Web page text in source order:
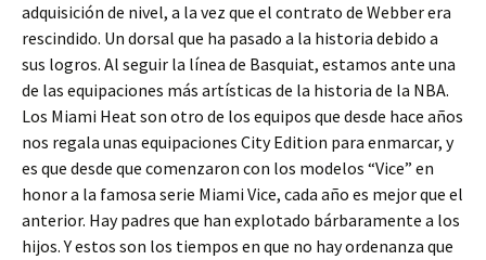
adquisición de nivel, a la vez que el contrato de Webber era
rescindido. Un dorsal que ha pasado a la historia debido a
sus logros. Al seguir la línea de Basquiat, estamos ante una
de las equipaciones más artísticas de la historia de la NBA.
Los Miami Heat son otro de los equipos que desde hace años
nos regala unas equipaciones City Edition para enmarcar, y
es que desde que comenzaron con los modelos “Vice” en
honor a la famosa serie Miami Vice, cada año es mejor que el
anterior. Hay padres que han explotado bárbaramente a los
hijos. Y estos son los tiempos en que no hay ordenanza que